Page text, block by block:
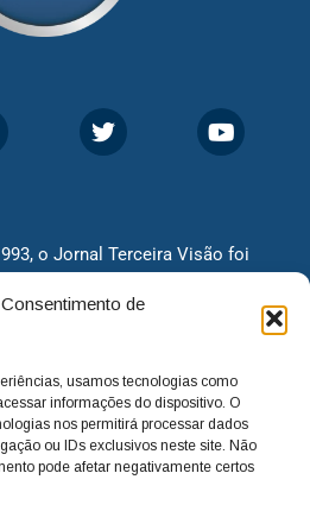
de
usamos tecnologias como
informações do dispositivo. O
nos permitirá processar dados
ou IDs exclusivos neste site. Não
pode afetar negativamente certos
o Jornal Terceira Visão foi
que naquela época só existiam
anos, o jornal continua
notícias. Nunca
do cidadão, sempre
em busca de melhorias
resoluções para casos